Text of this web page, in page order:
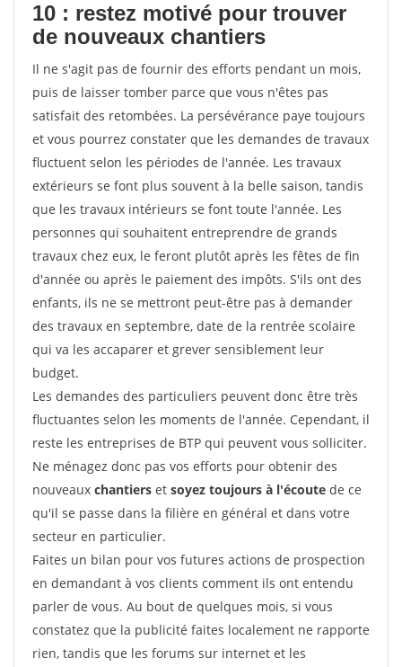
10 : restez motivé pour trouver
de nouveaux chantiers
Il ne s'agit pas de fournir des efforts pendant un mois,
puis de laisser tomber parce que vous n'êtes pas
satisfait des retombées. La persévérance paye toujours
et vous pourrez constater que les demandes de travaux
fluctuent selon les périodes de l'année. Les travaux
extérieurs se font plus souvent à la belle saison, tandis
que les travaux intérieurs se font toute l'année. Les
personnes qui souhaitent entreprendre de grands
travaux chez eux, le feront plutôt après les fêtes de fin
d'année ou après le paiement des impôts. S'ils ont des
enfants, ils ne se mettront peut-être pas à demander
des travaux en septembre, date de la rentrée scolaire
qui va les accaparer et grever sensiblement leur
budget.
Les demandes des particuliers peuvent donc être très
fluctuantes selon les moments de l'année. Cependant, il
reste les entreprises de BTP qui peuvent vous solliciter.
Ne ménagez donc pas vos efforts pour obtenir des
nouveaux chantiers et soyez toujours à l'écoute de ce
qu'il se passe dans la filière en général et dans votre
secteur en particulier.
Faites un bilan pour vos futures actions de prospection
en demandant à vos clients comment ils ont entendu
parler de vous. Au bout de quelques mois, si vous
constatez que la publicité faites localement ne rapporte
rien, tandis que les forums sur internet et les